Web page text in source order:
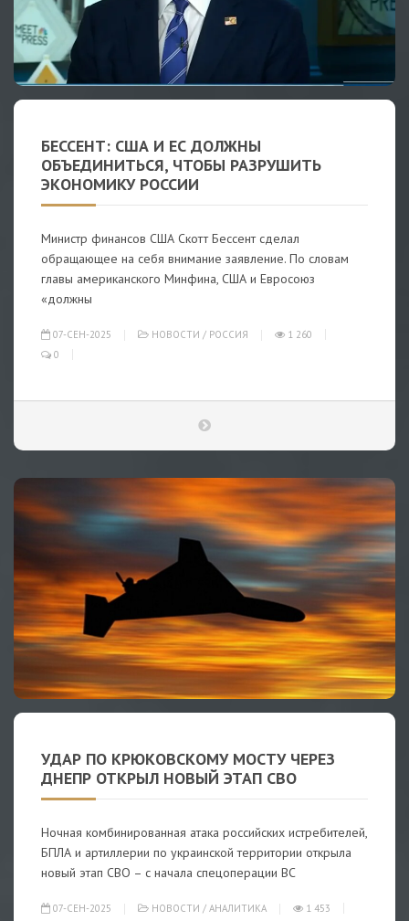
БЕССЕНТ: США И ЕС ДОЛЖНЫ
ОБЪЕДИНИТЬСЯ, ЧТОБЫ РАЗРУШИТЬ
ЭКОНОМИКУ РОССИИ
Министр финансов США Скотт Бессент сделал
обращающее на себя внимание заявление. По словам
главы американского Минфина, США и Евросоюз
«должны
07-СЕН-2025 НОВОСТИ / РОССИЯ
1 260
0
УДАР ПО КРЮКОВСКОМУ МОСТУ ЧЕРЕЗ
ДНЕПР ОТКРЫЛ НОВЫЙ ЭТАП СВО
Ночная комбинированная атака российских истребителей,
БПЛА и артиллерии по украинской территории открыла
новый этап СВО – с начала спецоперации ВС
07-СЕН-2025 НОВОСТИ / АНАЛИТИКА
1 453